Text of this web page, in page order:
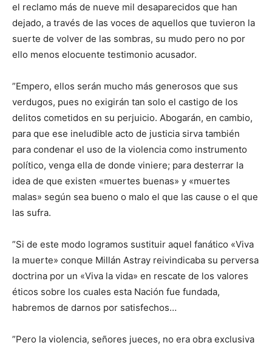
el reclamo más de nueve mil desaparecidos que han
dejado, a través de las voces de aquellos que tuvieron la
suerte de volver de las sombras, su mudo pero no por
ello menos elocuente testimonio acusador.
”Empero, ellos serán mucho más generosos que sus
verdugos, pues no exigirán tan solo el castigo de los
delitos cometidos en su perjuicio. Abogarán, en cambio,
para que ese ineludible acto de justicia sirva también
para condenar el uso de la violencia como instrumento
político, venga ella de donde viniere; para desterrar la
idea de que existen «muertes buenas» y «muertes
malas» según sea bueno o malo el que las cause o el que
las sufra.
”Si de este modo logramos sustituir aquel fanático «Viva
la muerte» conque Millán Astray reivindicaba su perversa
doctrina por un «Viva la vida» en rescate de los valores
éticos sobre los cuales esta Nación fue fundada,
habremos de darnos por satisfechos…
”Pero la violencia, señores jueces, no era obra exclusiva